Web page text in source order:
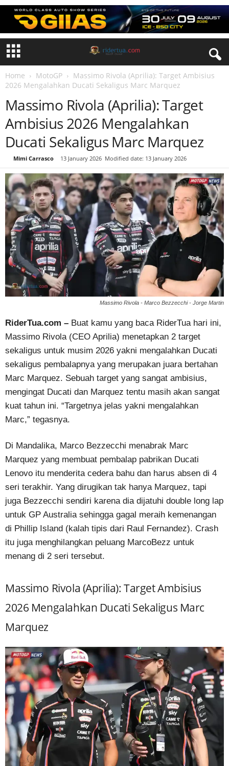
Home MotoGP
Massimo Rivola (Aprilia): Target Ambisius
2026 Mengalahkan Ducati Sekaligus Marc Marquez
Massimo Rivola (Aprilia): Target
Ambisius 2026 Mengalahkan
Ducati Sekaligus Marc Marquez
Mimi Carrasco 13 January 2026 Modified date: 13 January 2026
Massimo Rivola - Marco Bezzecchi - Jorge Martin
RiderTua.com – Buat kamu yang baca RiderTua hari ini,
Massimo Rivola (CEO Aprilia) menetapkan 2 target
sekaligus untuk musim 2026 yakni mengalahkan Ducati
sekaligus pembalapnya yang merupakan juara bertahan
Marc Marquez. Sebuah target yang sangat ambisius,
mengingat Ducati dan Marquez tentu masih akan sangat
kuat tahun ini. “Targetnya jelas yakni mengalahkan
Marc,” tegasnya.
Di Mandalika, Marco Bezzecchi menabrak Marc
Marquez yang membuat pembalap pabrikan Ducati
Lenovo itu menderita cedera bahu dan harus absen di 4
seri terakhir. Yang dirugikan tak hanya Marquez, tapi
juga Bezzecchi sendiri karena dia dijatuhi double long lap
untuk GP Australia sehingga gagal meraih kemenangan
di Phillip Island (kalah tipis dari Raul Fernandez). Crash
itu juga menghilangkan peluang MarcoBezz untuk
menang di 2 seri tersebut.
Massimo Rivola (Aprilia): Target Ambisius
2026 Mengalahkan Ducati Sekaligus Marc
Marquez